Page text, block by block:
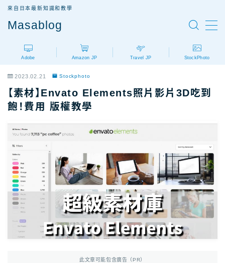
Masablog
來自日本最新知識和教學
AdobeCC｜學生優惠
AdobeCC｜企業版
Photoshop價格
Illustrator價格
Premiere價格
Acrobat Pro價格
Photoshop Photoshop教學
Adobe Amazon JP Travel JP StockPhoto
2023.02.21 Stockphoto
【素材】Envato Elements照片影片3D吃到
飽！費用 版權教學
此文章可能包含廣告（PR）